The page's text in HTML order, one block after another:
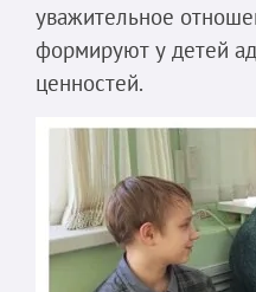
уважительное
формируют у детей
ценностей.